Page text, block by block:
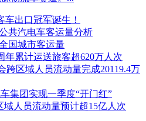
车出口冠军诞生！
共汽电车客运量分析
国城市客运量
年累计运送旅客超620万人次
跨区域人员流动量完成20119.4万
集团实现一季度“开门红”
域人员流动量预计超15亿人次